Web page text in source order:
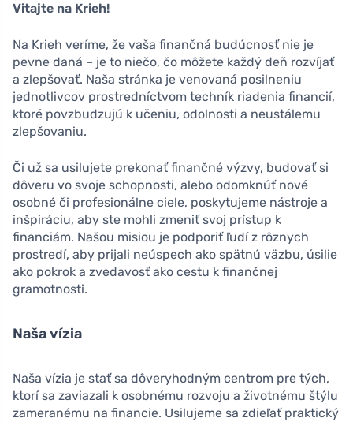
Vitajte na Krieh!
Na Krieh veríme, že vaša finančná budúcnosť nie je
pevne daná – je to niečo, čo môžete každý deň rozvíjať
a zlepšovať. Naša stránka je venovaná posilneniu
jednotlivcov prostredníctvom techník riadenia financií,
ktoré povzbudzujú k učeniu, odolnosti a neustálemu
zlepšovaniu.
Či už sa usilujete prekonať finančné výzvy, budovať si
dôveru vo svoje schopnosti, alebo odomknúť nové
osobné či profesionálne ciele, poskytujeme nástroje a
inšpiráciu, aby ste mohli zmeniť svoj prístup k
financiám. Našou misiou je podporiť ľudí z rôznych
prostredí, aby prijali neúspech ako spätnú väzbu, úsilie
ako pokrok a zvedavosť ako cestu k finančnej
gramotnosti.
Naša vízia
Naša vízia je stať sa dôveryhodným centrom pre tých,
ktorí sa zaviazali k osobnému rozvoju a životnému štýlu
zameranému na financie. Usilujeme sa zdieľať praktický